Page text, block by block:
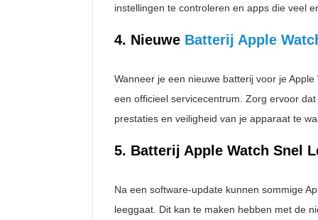
instellingen te controleren en apps die veel
4. Nieuwe Batterij Apple
Wanneer je een nieuwe batterij voor je
een officieel servicecentrum. Zorg ervoor
prestaties en veiligheid van je apparaat te
5. Batterij Apple Watch Snel
Na een software-update kunnen sommige
leeggaat. Dit kan te maken hebben met de